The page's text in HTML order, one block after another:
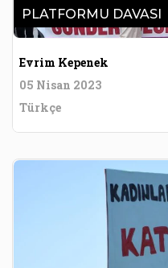
PLATFORMU DAVASI
Evrim Kepenek
05 Nisan 2023
Türkçe